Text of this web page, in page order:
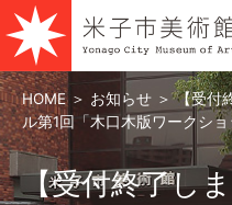
HOME ＞ お知らせ ＞【受付
ル第1回「木口木版ワークショ
【受付終了し